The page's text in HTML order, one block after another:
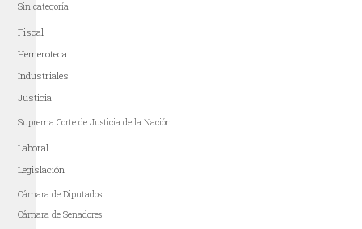
Sin categoría
Fiscal
Hemeroteca
Industriales
Justicia
Suprema Corte de Justicia de la Nación
Laboral
Legislación
Cámara de Diputados
Cámara de Senadores